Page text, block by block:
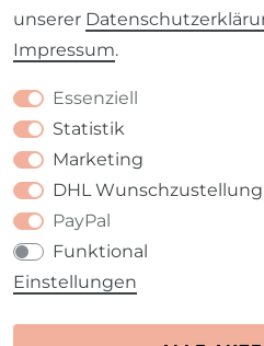
VERTRAG
unserer
Impressum.
Essenziell
Statistik
Marketing
DHL Wunschzustellung
PayPal
Funktional
Einstellungen